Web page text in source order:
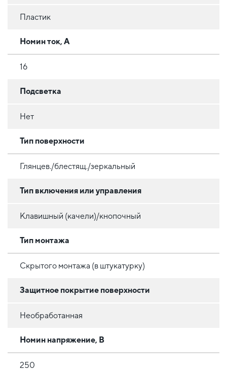
Пластик
Номин ток, А
16
Подсветка
Нет
Тип поверхности
Глянцев./блестящ./зеркальный
Тип включения или управления
Клавишный (качели)/кнопочный
Тип монтажа
Скрытого монтажа (в штукатурку)
Защитное покрытие поверхности
Необработанная
Номин напряжение, В
250